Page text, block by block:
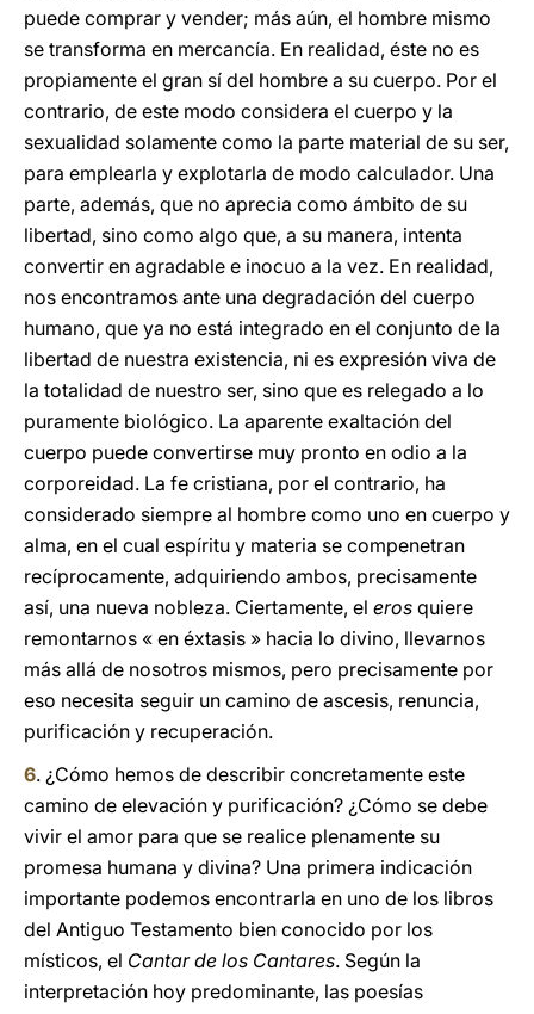
puede comprar y vender; más aún, el hombre mismo
se transforma en mercancía. En realidad, éste no es
propiamente el gran sí del hombre a su cuerpo. Por el
contrario, de este modo considera el cuerpo y la
sexualidad solamente como la parte material de su ser,
para emplearla y explotarla de modo calculador. Una
parte, además, que no aprecia como ámbito de su
libertad, sino como algo que, a su manera, intenta
convertir en agradable e inocuo a la vez. En realidad,
nos encontramos ante una degradación del cuerpo
humano, que ya no está integrado en el conjunto de la
libertad de nuestra existencia, ni es expresión viva de
la totalidad de nuestro ser, sino que es relegado a lo
puramente biológico. La aparente exaltación del
cuerpo puede convertirse muy pronto en odio a la
corporeidad. La fe cristiana, por el contrario, ha
considerado siempre al hombre como uno en cuerpo y
alma, en el cual espíritu y materia se compenetran
recíprocamente, adquiriendo ambos, precisamente
así, una nueva nobleza. Ciertamente, el eros quiere
remontarnos « en éxtasis » hacia lo divino, llevarnos
más allá de nosotros mismos, pero precisamente por
eso necesita seguir un camino de ascesis, renuncia,
purificación y recuperación.
6. ¿Cómo hemos de describir concretamente este
camino de elevación y purificación? ¿Cómo se debe
vivir el amor para que se realice plenamente su
promesa humana y divina? Una primera indicación
importante podemos encontrarla en uno de los libros
del Antiguo Testamento bien conocido por los
místicos, el Cantar de los Cantares. Según la
interpretación hoy predominante, las poesías